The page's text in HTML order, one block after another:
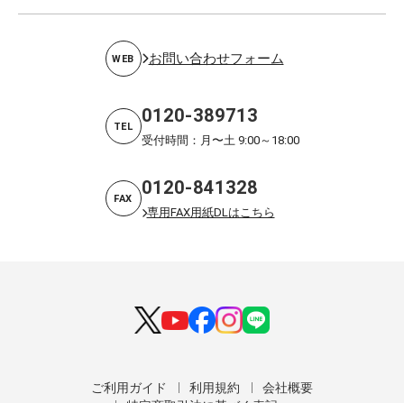
WEB お問い合わせフォーム
TEL 0120-389713
受付時間：月〜土 9:00～18:00
FAX 0120-841328
専用FAX用紙DLはこちら
ご利用ガイド 利用規約
会社概要